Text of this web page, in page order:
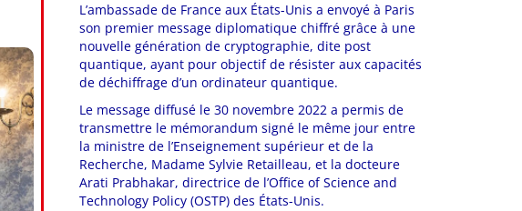
L’ambassade de France aux États-Unis a envoyé à Paris
son premier message diplomatique chiffré grâce à une
nouvelle génération de cryptographie, dite post
quantique, ayant pour objectif de résister aux capacités
de déchiffrage d’un ordinateur quantique.
Le message diffusé le 30 novembre 2022 a permis de
transmettre le mémorandum signé le même jour entre
la ministre de l’Enseignement supérieur et de la
Recherche, Madame Sylvie Retailleau, et la docteure
Arati Prabhakar, directrice de l’Office of Science and
Technology Policy (OSTP) des États-Unis.